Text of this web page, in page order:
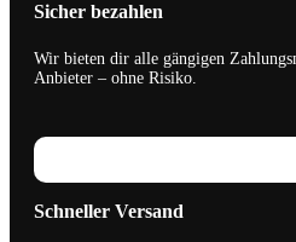
Sicher bezahlen
Wir bieten dir alle gängigen
Anbieter – ohne Risiko.
Schneller Versand